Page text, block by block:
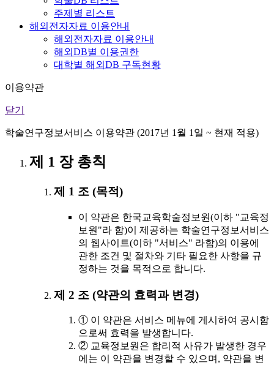
주제별 리스트
해외전자자료 이용안내
해외전자자료 이용안내
해외DB별 이용권한
대학별 해외DB 구독현황
이용약관
닫기
학술연구정보서비스 이용약관 (2017년 1월 1일 ~ 현재 적용)
제 1 장 총칙
제 1 조 (목적)
이 약관은 한국교육학술정보원(이하 "교육정
보원"라 함)이 제공하는 학술연구정보서비스
의 웹사이트(이하 "서비스" 라함)의 이용에
관한 조건 및 절차와 기타 필요한 사항을 규
정하는 것을 목적으로 합니다.
제 2 조 (약관의 효력과 변경)
① 이 약관은 서비스 메뉴에 게시하여 공시함
으로써 효력을 발생합니다.
② 교육정보원은 합리적 사유가 발생한 경우
에는 이 약관을 변경할 수 있으며, 약관을 변